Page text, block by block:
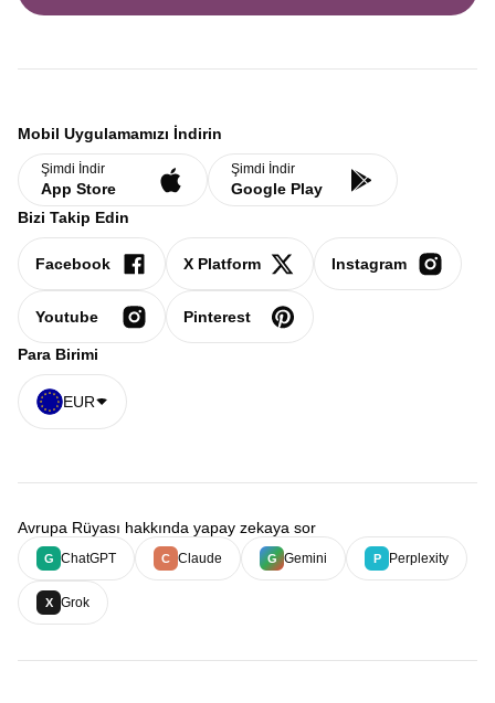
Mobil Uygulamamızı İndirin
Şimdi İndir
App Store
Şimdi İndir
Google Play
Bizi Takip Edin
Facebook X Platform Instagram
Youtube Pinterest
Para Birimi
EUR
Avrupa Rüyası hakkında yapay zekaya sor
G ChatGPT C Claude G Gemini P Perplexity
X Grok